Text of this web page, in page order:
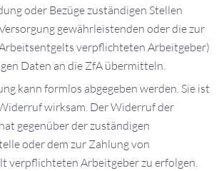
oder Bezüge zuständigen Stellen
gewährleistenden oder die zur
verpflichteten Arbeitgeber)
Daten an die ZfA übermitteln.
kann formlos abgegeben werden. Sie ist
wirksam. Der Widerruf der
gegenüber der zuständigen
oder dem zur Zahlung von
verpflichteten Arbeitgeber zu erfolgen.